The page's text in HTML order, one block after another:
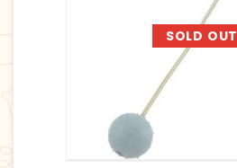
SOLD OUT